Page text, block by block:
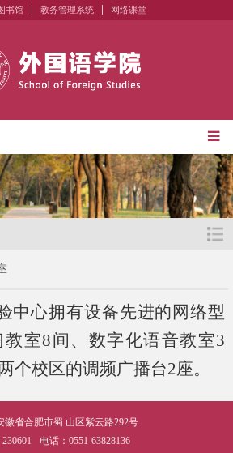
书馆 教务管理系统 网络课堂
心拥有设备先进的网络型
室8间、数字化语音教室3
个校区的调频广播台2座。
徽省合肥市蜀 山区紫云路292号
电话：0551-63828136